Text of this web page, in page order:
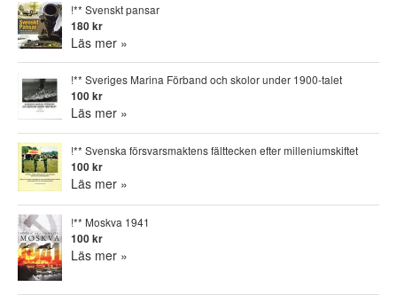
!** Svenskt pansar
180 kr
Läs mer »
!** Sveriges Marina Förband och skolor under 1900-talet
100 kr
Läs mer »
!** Svenska försvarsmaktens fälttecken efter milleniumskiftet
100 kr
Läs mer »
!** Moskva 1941
100 kr
Läs mer »